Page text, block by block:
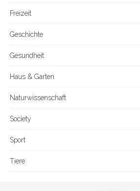
Freizeit
Geschichte
Gesundheit
Haus & Garten
Naturwissenschaft
Society
Sport
Tiere